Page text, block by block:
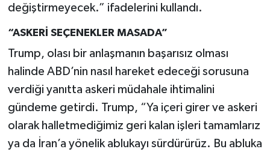
değiştirmeyecek.” ifadelerini kullandı.
“ASKERİ SEÇENEKLER MASADA”
Trump, olası bir anlaşmanın başarısız olması
halinde ABD’nin nasıl hareket edeceği sorusuna
verdiği yanıtta askeri müdahale ihtimalini
gündeme getirdi. Trump, “Ya içeri girer ve askeri
olarak halletmediğimiz geri kalan işleri tamamlarız
ya da İran’a yönelik ablukayı sürdürürüz. Bu abluka